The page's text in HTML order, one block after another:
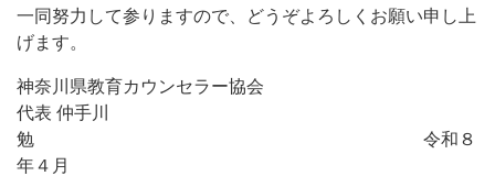
一同努力して参りますので、どうぞよろしくお願い申し上
げます。
神奈川県教育カウンセラー協会
代表 仲手川
勉 令和８
年４月